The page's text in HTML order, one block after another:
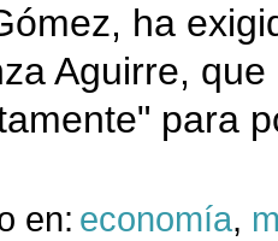
ha
Aguirre,
para
en: economía,